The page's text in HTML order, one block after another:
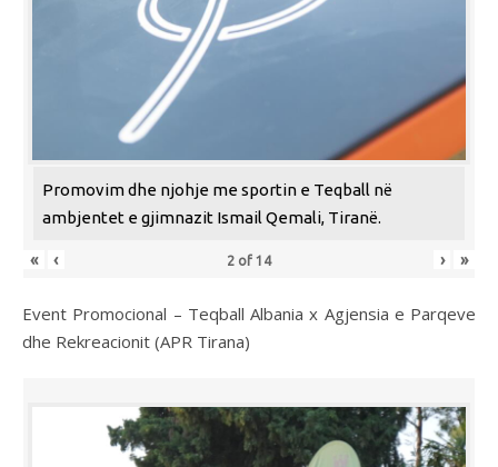
Promovim dhe njohje me sportin e Teqball në
ambjentet e gjimnazit Ismail Qemali, Tiranë.
« ‹ 2 of 14 › »
Event Promocional – Teqball Albania x Agjensia e Parqeve
dhe Rekreacionit (APR Tirana)